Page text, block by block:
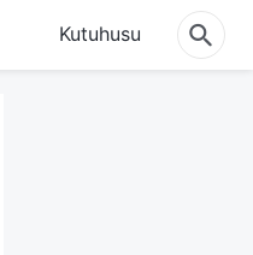
Kutuhusu